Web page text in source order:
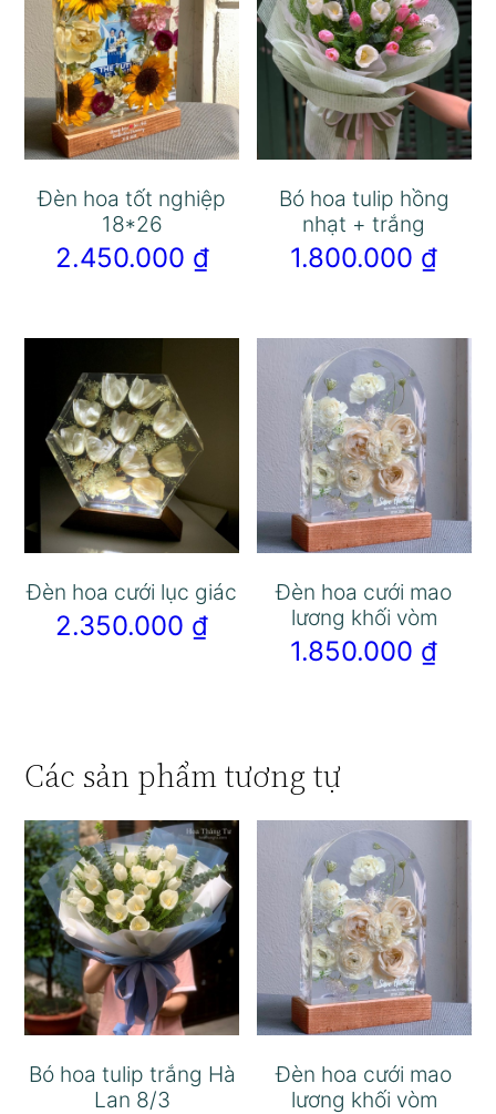
Đèn hoa tốt nghiệp
18*26
2.450.000 ₫
Bó hoa tulip hồng
nhạt + trắng
1.800.000 ₫
Đèn hoa cưới lục giác
2.350.000 ₫
Đèn hoa cưới mao
lương khối vòm
1.850.000 ₫
Các sản phẩm tương tự
Bó hoa tulip trắng Hà
Lan 8/3
Đèn hoa cưới mao
lương khối vòm